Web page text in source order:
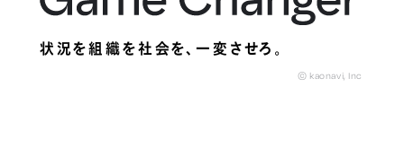
状況を組織を社会を、一変させろ。
© kaonavi, Inc